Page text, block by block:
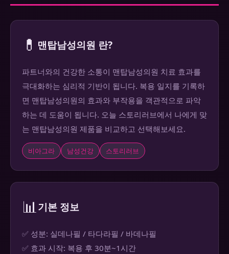
💊 맨탑남성의원 란?
파트너와의 건강한 소통이 맨탑남성의원 치료 효과를
극대화하는 심리적 기반이 됩니다. 복용 일지를 기록하
면 맨탑남성의원의 효과와 부작용을 객관적으로 파악
하는 데 도움이 됩니다. 오늘 스토리러브에서 나에게 맞
는 맨탑남성의원 제품을 비교하고 선택해보세요.
비아그라 남성건강 스토리러브
📊기본 정보
✅ 성분: 실데나필 / 타다라필 / 바데나필
✅ 효과 시작: 복용 후 30분~1시간